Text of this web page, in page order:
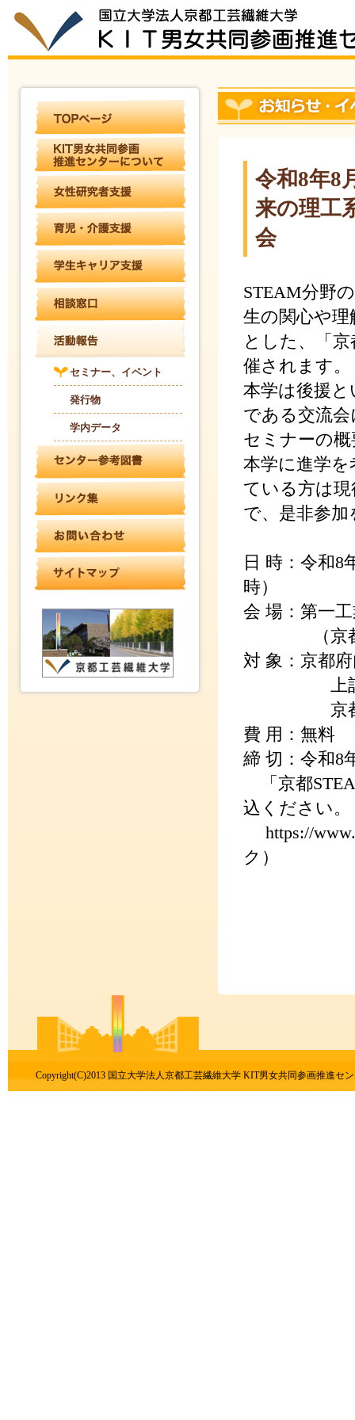
令和8年
来の理工
会
STEAM分野
生の関心や
とした、「
催されます。
本学は後援
である交流
セミナーの
本学に進学
ている方は
で、是非参
日 時：令和8
時）
会 場：第一
（京都市
対 象：京都
上記生
京都府内
費 用：無料
締 切：令和8
「京都
込ください。
https://
ク）
セミナー、イベント
発行物
学内データ
Copyright(C)2013 国立大学法人京都工芸繊維大学 KIT男女共同参画推進セン